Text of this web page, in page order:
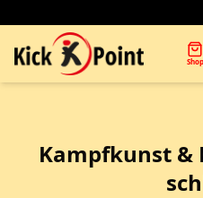
Shop
Kampfkunst &